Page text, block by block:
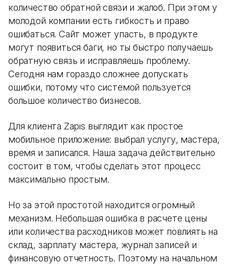
количество обратной связи и жалоб. При этом у
молодой компании есть гибкость и право
ошибаться. Сайт может упасть, в продукте
могут появиться баги, но ты быстро получаешь
обратную связь и исправляешь проблему.
Сегодня нам гораздо сложнее допускать
ошибки, потому что системой пользуется
большое количество бизнесов.
Для клиента Zapis выглядит как простое
мобильное приложение: выбрал услугу, мастера,
время и записался. Наша задача действительно
состоит в том, чтобы сделать этот процесс
максимально простым.
Но за этой простотой находится огромный
механизм. Небольшая ошибка в расчете цены
или количества расходников может повлиять на
склад, зарплату мастера, журнал записей и
финансовую отчетность. Поэтому на начальном